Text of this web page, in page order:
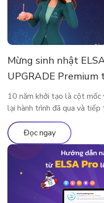
Mừng sinh nhật
UPGRADE
10 năm khởi tạo là cột mốc
lại hành trình đã qua và
vững. Nhân dịp kỷ niệm
Speak mang đến đặc
nay, dành […]
Đọc ngay